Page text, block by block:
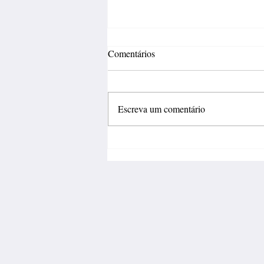
Comentários
Escreva um comentário